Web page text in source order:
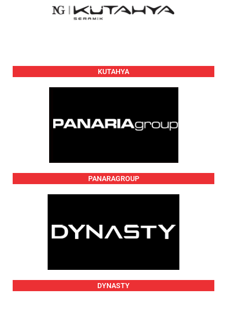
KUTAHYA
PANARAGROUP
DYNASTY